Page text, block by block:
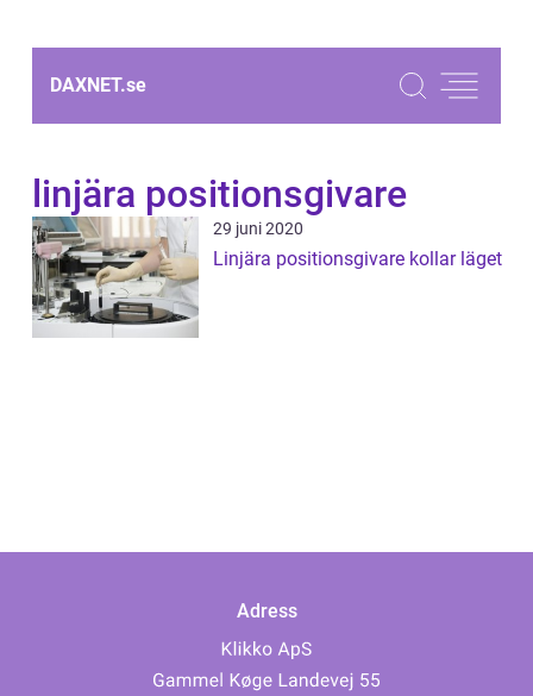
DAXNET.se
linjära positionsgivare
29 juni 2020
Linjära positionsgivare kollar läget
Adress